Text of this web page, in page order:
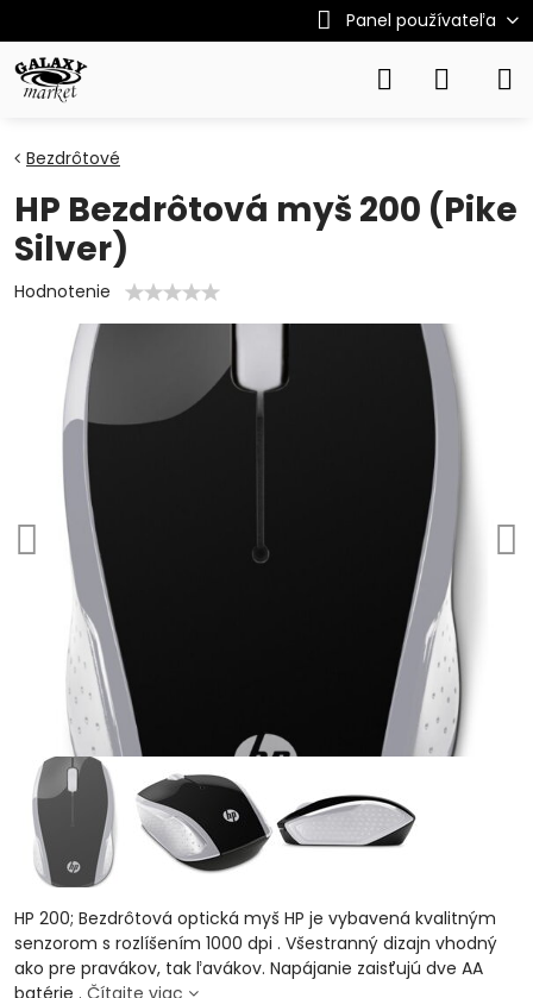
Panel používateľa
Bezdrôtové
HP Bezdrôtová myš 200 (Pike
Silver)
Hodnotenie
HP 200; Bezdrôtová optická myš HP je vybavená kvalitným
senzorom s rozlíšením 1000 dpi . Všestranný dizajn vhodný
ako pre pravákov, tak ľavákov. Napájanie zaisťujú dve AA
batérie . Čítajte viac